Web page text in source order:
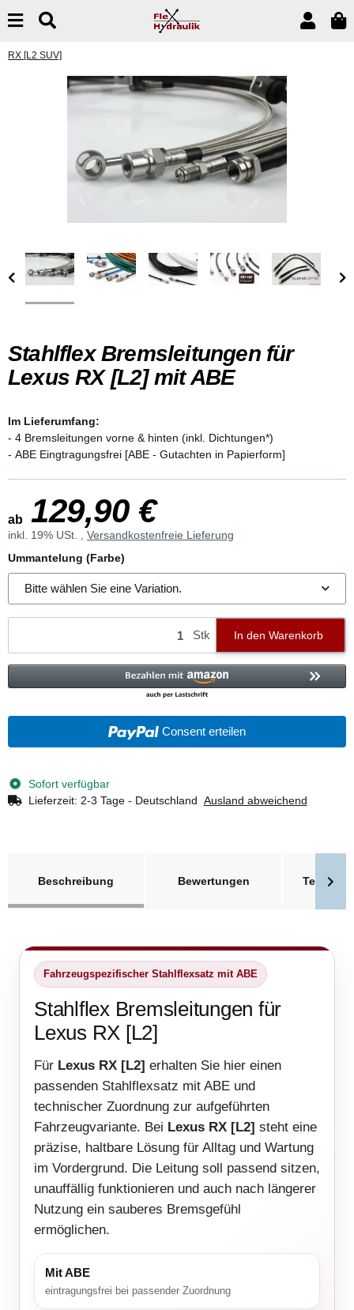
RX [L2 SUV]
Stahlflex Bremsleitungen für
Lexus RX [L2] mit ABE
Im Lieferumfang:
- 4 Bremsleitungen vorne & hinten (inkl. Dichtungen*)
- ABE Eingtragungsfrei [ABE - Gutachten in Papierform]
ab 129,90 €
inkl. 19% USt. , Versandkostenfreie Lieferung
Ummantelung (Farbe)
Bitte wählen Sie eine Variation.
Stk In den Warenkorb
Consent erteilen
Sofort verfügbar
Lieferzeit: 2-3 Tage - Deutschland Ausland abweichend
Beschreibung
Bewertungen
Fahrzeugspezifischer Stahlflexsatz mit ABE
Stahlflex Bremsleitungen für
Lexus RX [L2]
Für Lexus RX [L2] erhalten Sie hier einen
passenden Stahlflexsatz mit ABE und
technischer Zuordnung zur aufgeführten
Fahrzeugvariante. Bei Lexus RX [L2] steht eine
präzise, haltbare Lösung für Alltag und Wartung
im Vordergrund. Die Leitung soll passend sitzen,
unauffällig funktionieren und auch nach längerer
Nutzung ein sauberes Bremsgefühl
ermöglichen.
Mit ABE
eintragungsfrei bei passender Zuordnung